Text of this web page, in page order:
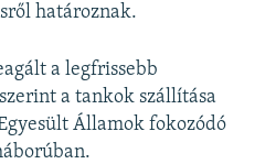
határoznak.
a legfrissebb
a tankok szállítása
Államok fokozódó